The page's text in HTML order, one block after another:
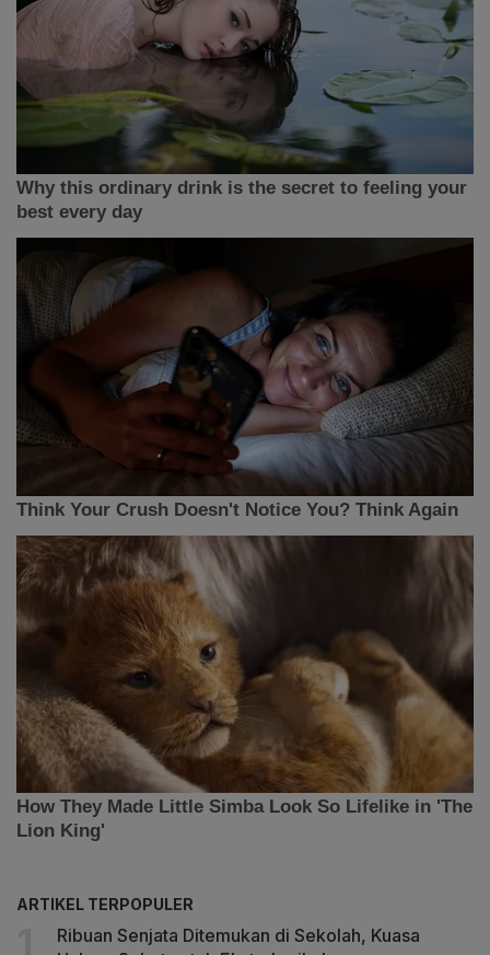
ARTIKEL TERPOPULER
Ribuan Senjata Ditemukan di Sekolah, Kuasa